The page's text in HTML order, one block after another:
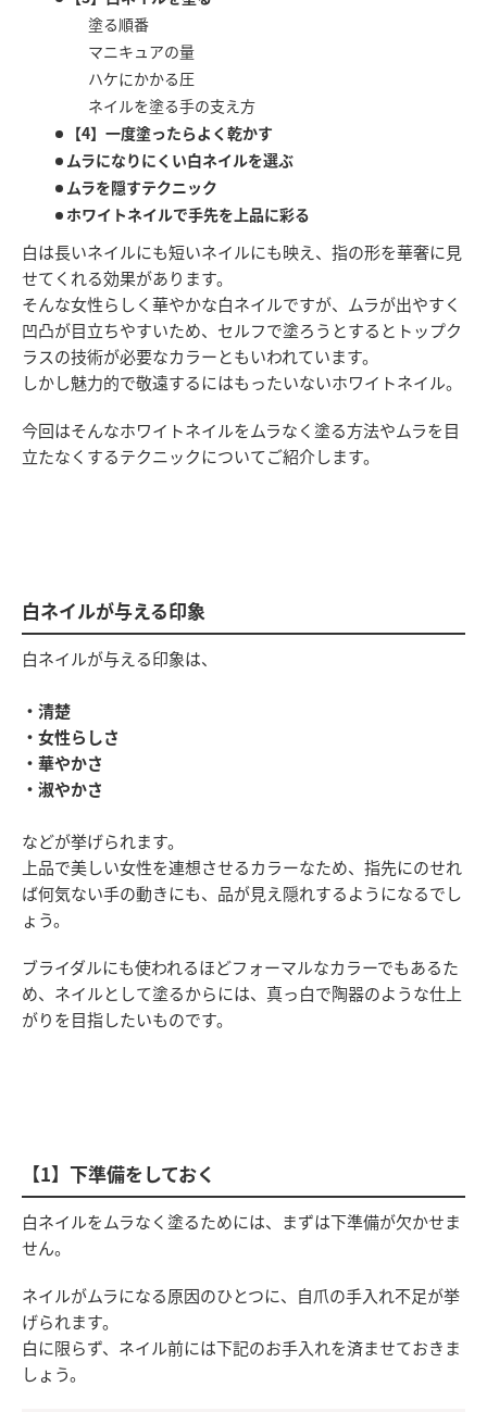
塗る順番
マニキュアの量
ハケにかかる圧
ネイルを塗る手の支え方
【4】一度塗ったらよく乾かす
ムラになりにくい白ネイルを選ぶ
ムラを隠すテクニック
ホワイトネイルで手先を上品に彩る
白は長いネイルにも短いネイルにも映え、指の形を華奢に見
せてくれる効果があります。
そんな女性らしく華やかな白ネイルですが、ムラが出やすく
凹凸が目立ちやすいため、セルフで塗ろうとするとトップク
ラスの技術が必要なカラーともいわれています。
しかし魅力的で敬遠するにはもったいないホワイトネイル。
今回はそんなホワイトネイルをムラなく塗る方法やムラを目
立たなくするテクニックについてご紹介します。
白ネイルが与える印象
白ネイルが与える印象は、
・清楚
・女性らしさ
・華やかさ
・淑やかさ
などが挙げられます。
上品で美しい女性を連想させるカラーなため、指先にのせれ
ば何気ない手の動きにも、品が見え隠れするようになるでし
ょう。
ブライダルにも使われるほどフォーマルなカラーでもあるた
め、ネイルとして塗るからには、真っ白で陶器のような仕上
がりを目指したいものです。
【1】下準備をしておく
白ネイルをムラなく塗るためには、まずは下準備が欠かせま
せん。
ネイルがムラになる原因のひとつに、自爪の手入れ不足が挙
げられます。
白に限らず、ネイル前には下記のお手入れを済ませておきま
しょう。